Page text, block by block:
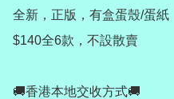
全新，正版，有盒蛋殼/蛋紙
$140全6款，不設散賣
🚚香港本地交收方式🚚